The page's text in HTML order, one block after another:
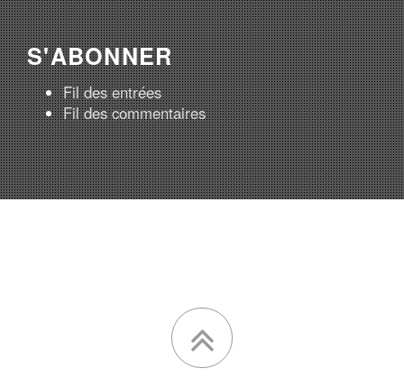
S'ABONNER
Fil des entrées
Fil des commentaires